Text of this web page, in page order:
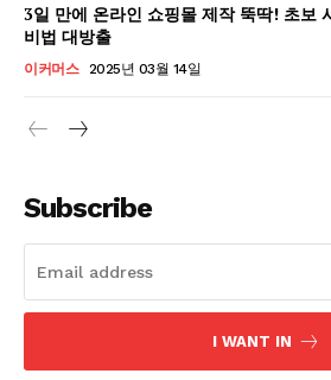
GB leader
3일 만에 온라인 쇼핑몰 제작 뚝딱! 초보
비법 대방출
이커머스 2025년 03월 14일
Subscribe
I WANT IN